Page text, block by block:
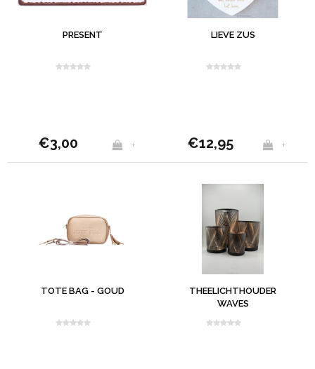
PRESENT
€3,00 +
LIEVE ZUS
€12,95 +
TOTE BAG - GOUD
THEELICHTHOUDER
WAVES